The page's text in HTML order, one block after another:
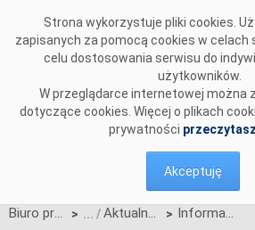
Strona wykorzystuje pliki cookies.
zapisanych za pomocą cookies w
celu dostosowania serwisu do
użytkowników.
W przeglądarce internetowej można
dotyczące cookies. Więcej o plikach
prywatności
Akceptuję
Biuro prasowe > Aktualności > Informacja OSP w sprawie spotkania podsumowującego proces opiniowania propozycji wymogów wynikających z Rozporządzenia Komisji (UE) 2016/631 z dnia 14 kwietnia 2016 r. ustanawiającego kodeks sieci dotyczący wymogów w zakresie przyłączenia jednostek wytwórczych do sieci (NC RfG)